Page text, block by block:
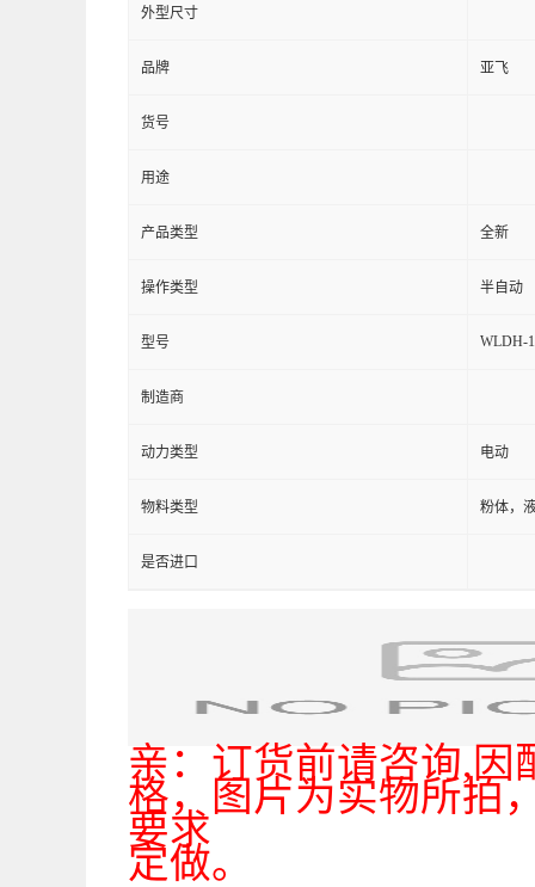
外型尺寸
品牌 亚飞
货号
用途
产品类型 全新
操作类型 半自动
型号 WLDH-
制造商
动力类型 电动
物料类型 粉体，
是否进口
亲：订货前请咨询,因
格，图片为实物所拍
要求
定做。